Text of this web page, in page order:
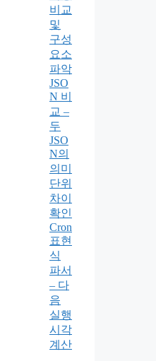
비교
및
구성
요소
파악
JSO
N 비
교 –
두
JSO
N의
의미
단위
차이
확인
Cron
표현
식
파서
– 다
음
실행
시각
계산